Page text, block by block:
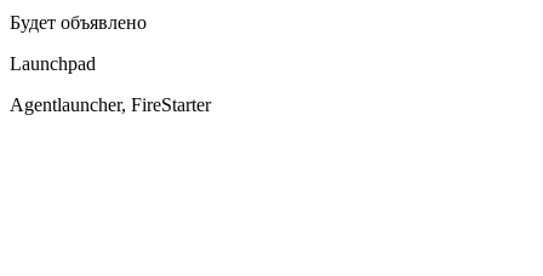
Будет объявлено
Launchpad
Agentlauncher, FireStarter